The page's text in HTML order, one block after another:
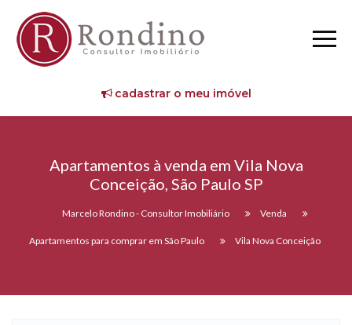
cadastrar o meu imóvel
Apartamentos à venda em Vila Nova
Conceição, São Paulo SP
Marcelo Rondino - Consultor Imobiliário Venda
Apartamentos para comprar em São Paulo Vila Nova Conceição